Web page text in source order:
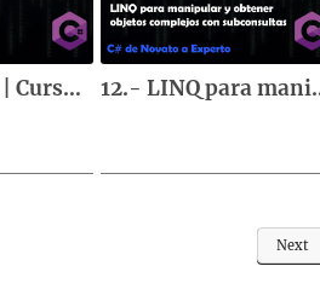
10.- Generics | Curso de fundamentos de C# 12.- LINQ para
Next